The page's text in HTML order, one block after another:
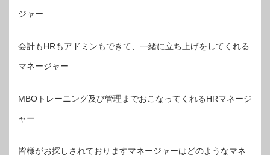
ジャー
会計もHRもアドミンもできて、一緒に立ち上げをしてくれる
マネージャー
MBOトレーニング及び管理までおこなってくれるHRマネージ
ャー
皆様がお探しされておりますマネージャーはどのようなマネ